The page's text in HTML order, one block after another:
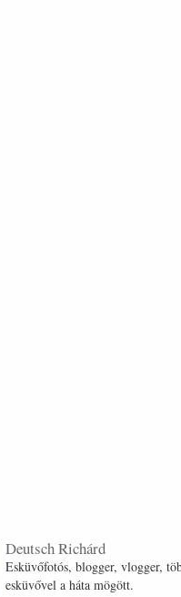
Deutsch Richárd
Esküvőfotós, blogger, vlogger,
esküvővel a háta mögött.